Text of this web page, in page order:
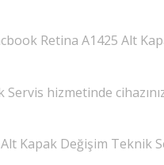
Retina A1425 Alt
hizmetinde
Kapak Değişim Teknik